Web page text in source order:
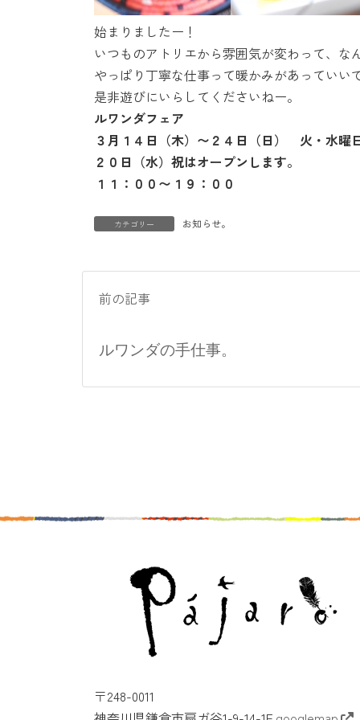
始まりましたー！
いつものアトリエから雰囲気が変わって、
やっぱり丁寧な仕事って暖かみがあっていい
是非遊びにいらしてくださいねー。
ルワンダフェア
３月１４日（木）〜２４日（日） 火・水曜
２０日（水）祝はオープンします。
１１：００〜１９：００
カテゴリー お知らせ。
前の記事
ルワンダの手仕事。
〒248-0011